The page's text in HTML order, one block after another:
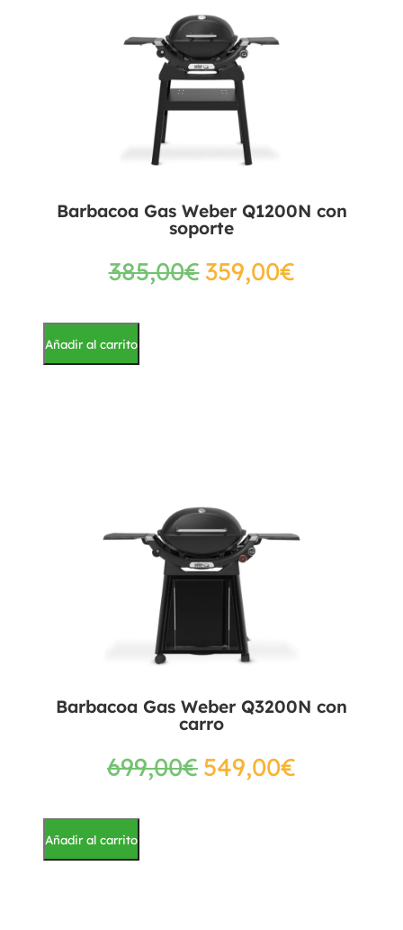
Barbacoa Gas Weber Q1200N con
soporte
385,00€359,00€
Añadir al carrito
Barbacoa Gas Weber Q3200N con
carro
699,00€ 549,00€
Añadir al carrito